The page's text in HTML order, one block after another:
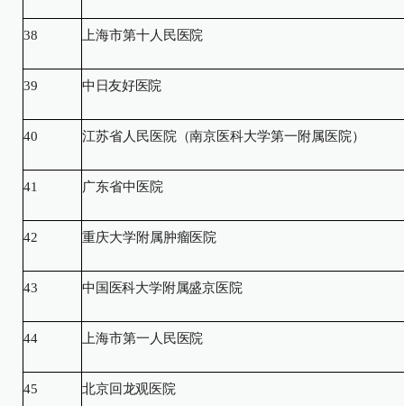
38 上海市第十人民医院
39 中日友好医院
40 江苏省人民医院（南京医科大学第一附属医院）
41 广东省中医院
42 重庆大学附属肿瘤医院
43 中国医科大学附属盛京医院
44 上海市第一人民医院
45 北京回龙观医院